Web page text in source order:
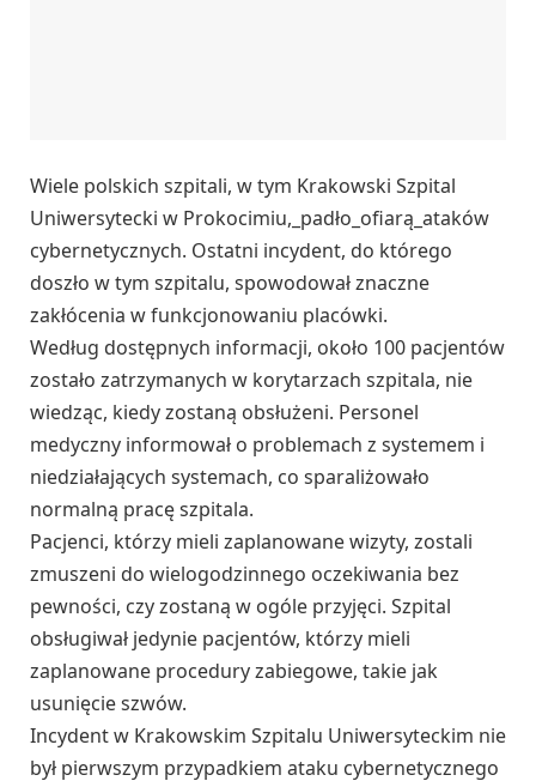
Wiele polskich szpitali, w tym Krakowski Szpital
Uniwersytecki w Prokocimiu,_padło_ofiarą_ataków
cybernetycznych. Ostatni incydent, do którego
doszło w tym szpitalu, spowodował znaczne
zakłócenia w funkcjonowaniu placówki.
Według dostępnych informacji, około 100 pacjentów
zostało zatrzymanych w korytarzach szpitala, nie
wiedząc, kiedy zostaną obsłużeni. Personel
medyczny informował o problemach z systemem i
niedziałających systemach, co sparaliżowało
normalną pracę szpitala.
Pacjenci, którzy mieli zaplanowane wizyty, zostali
zmuszeni do wielogodzinnego oczekiwania bez
pewności, czy zostaną w ogóle przyjęci. Szpital
obsługiwał jedynie pacjentów, którzy mieli
zaplanowane procedury zabiegowe, takie jak
usunięcie szwów.
Incydent w Krakowskim Szpitalu Uniwersyteckim nie
był pierwszym przypadkiem ataku cybernetycznego